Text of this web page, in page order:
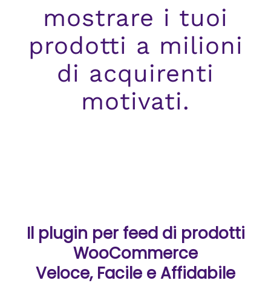
mostrare i tuoi
prodotti a milioni
di acquirenti
motivati.
Il plugin per feed di prodotti
WooCommerce
Veloce, Facile e Affidabile